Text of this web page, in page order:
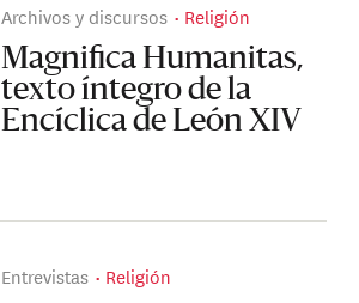
Archivos y discursos Religión
Magnifica Humanitas,
texto íntegro de la
Encíclica de León XIV
Entrevistas Religión